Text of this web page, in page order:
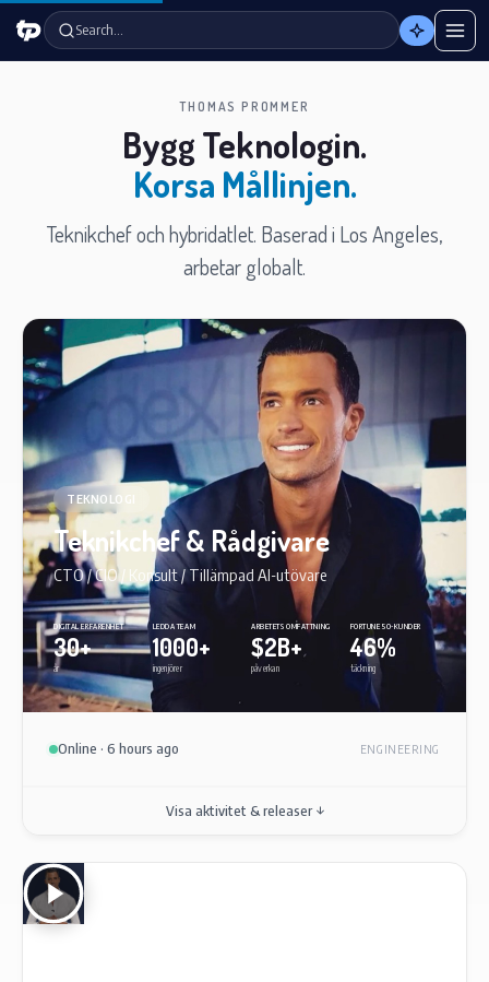
Search…
THOMAS PROMMER
Bygg Teknologin.
Korsa Mållinjen.
Teknikchef och hybridatlet. Baserad i Los Angeles,
arbetar globalt.
TEKNOLOGI
Teknikchef & Rådgivare
CTO / CIO / Konsult / Tillämpad AI-utövare
DIGITAL ERFARENHET
30+
år
LEDDA TEAM
1000+
ingenjörer
ARBETETS OMFATTNING
$2B+
påverkan
FORTUNE 50-KUNDER
46%
täckning
Online · 6 hours ago ENGINEERING
Visa aktivitet & releaser ↓